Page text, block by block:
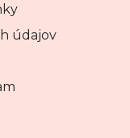
údajov